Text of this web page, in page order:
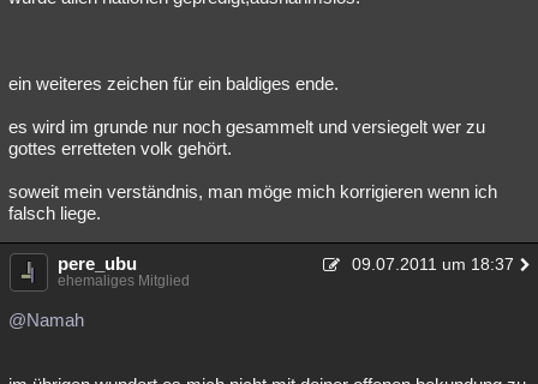
ein weiteres zeichen für ein baldiges ende.
es wird im grunde nur noch gesammelt und versiegelt wer zu
gottes erretteten volk gehört.
soweit mein verständnis, man möge mich korrigieren wenn ich
falsch liege.
pere_ubu 09.07.2011 um 18:37
ehemaliges Mitglied
@Namah